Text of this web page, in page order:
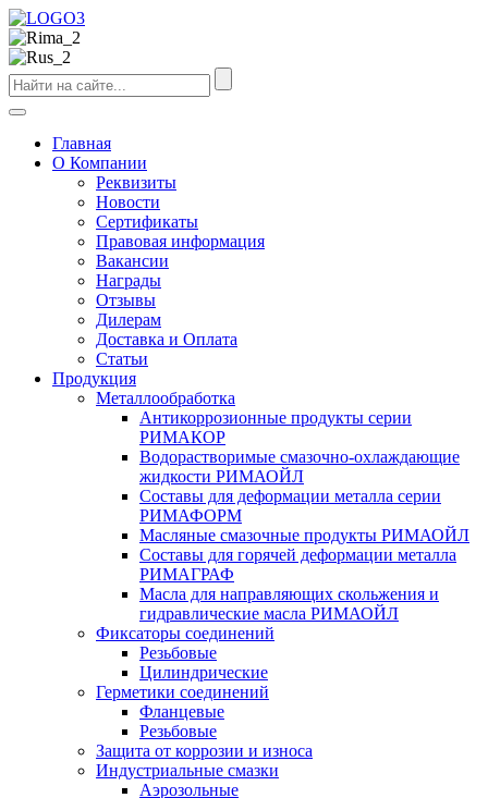
Главная
О Компании
Реквизиты
Новости
Сертификаты
Правовая информация
Вакансии
Награды
Отзывы
Дилерам
Доставка и Оплата
Статьи
Продукция
Металлообработка
Антикоррозионные продукты серии
РИМАКОР
Водорастворимые смазочно-охлаждающие
жидкости РИМАОЙЛ
Составы для деформации металла серии
РИМАФОРМ
Масляные смазочные продукты РИМАОЙЛ
Составы для горячей деформации металла
РИМАГРАФ
Масла для направляющих скольжения и
гидравлические масла РИМАОЙЛ
Фиксаторы соединений
Резьбовые
Цилиндрические
Герметики соединений
Фланцевые
Резьбовые
Защита от коррозии и износа
Индустриальные смазки
Аэрозольные